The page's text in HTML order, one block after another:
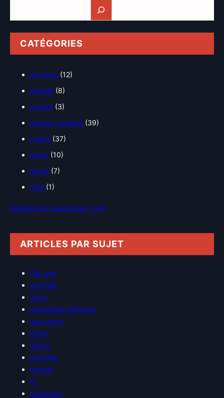
CATÉGORIES
Archives (12)
Bulletin (8)
Comité (3)
Espace membre (39)
Loisirs (37)
News (10)
Santé (7)
Test (1)
Bulletins de l’Association (pdf)
ARTICLES PAR SUJET
160 ans
activités
aides
Assemblée générale
assurance
Clubs
décés
entretien
hôpital
IA
Important